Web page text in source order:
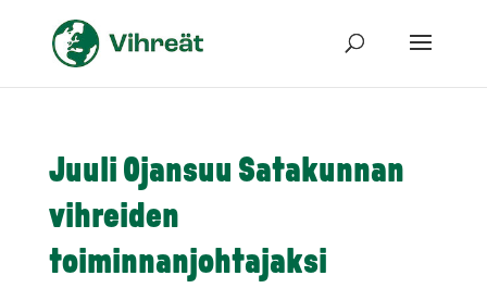
Juuli Ojansuu Satakunnan
vihreiden
toiminnanjohtajaksi